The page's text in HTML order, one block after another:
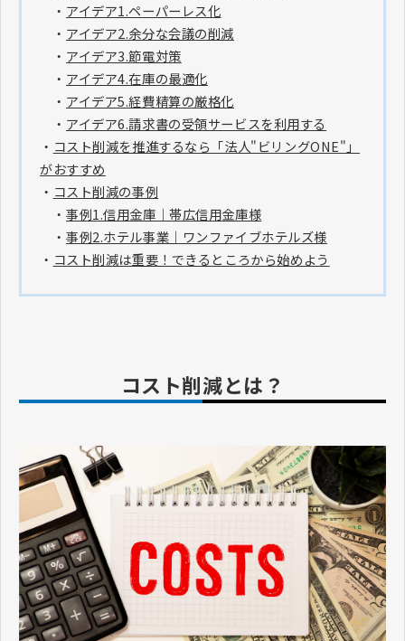
・ アイデア1.ペーパーレス化
・ アイデア2.余分な会議の削減
・ アイデア3.節電対策
・ アイデア4.在庫の最適化
・ アイデア5.経費精算の厳格化
・ アイデア6.請求書の受領サービスを利用する
・ コスト削減を推進するなら「法人"ビリングONE"」
がおすすめ
・ コスト削減の事例
・ 事例1.信用金庫｜帯広信用金庫様
・ 事例2.ホテル事業｜ワンファイブホテルズ様
・ コスト削減は重要！できるところから始めよう
コスト削減とは？